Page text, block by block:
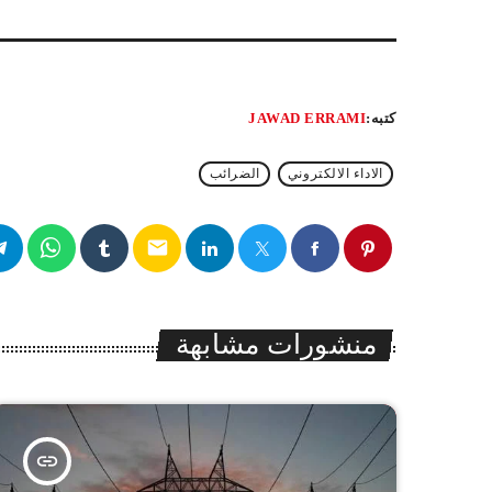
كتبه:JAWAD ERRAMI
الاداء الالكتروني الضرائب
email
منشورات مشابهة
insert_link